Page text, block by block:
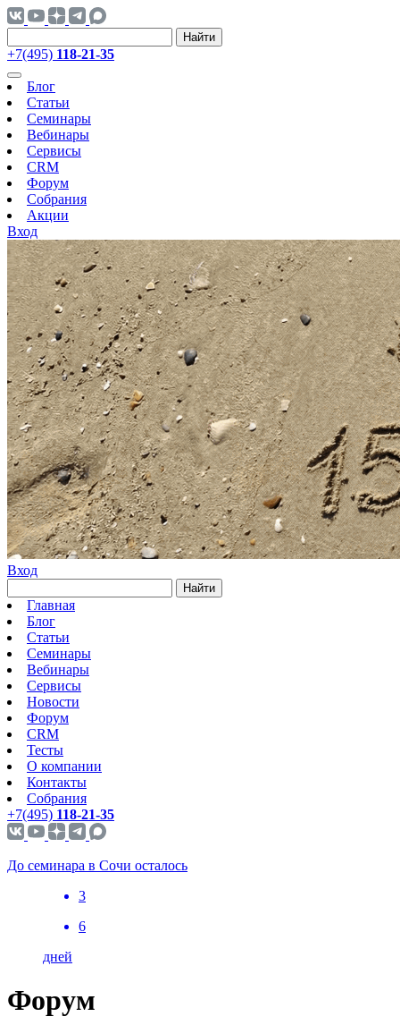
Найти
+7(495) 118-21-35
Блог
Статьи
Семинары
Вебинары
Сервисы
CRM
Форум
Собрания
Акции
Вход
Вход
Найти
Главная
Блог
Статьи
Семинары
Вебинары
Сервисы
Новости
Форум
CRM
Тесты
О компании
Контакты
Собрания
+7(495) 118-21-35
До семинара в Сочи осталось
3
6
дней
Форум